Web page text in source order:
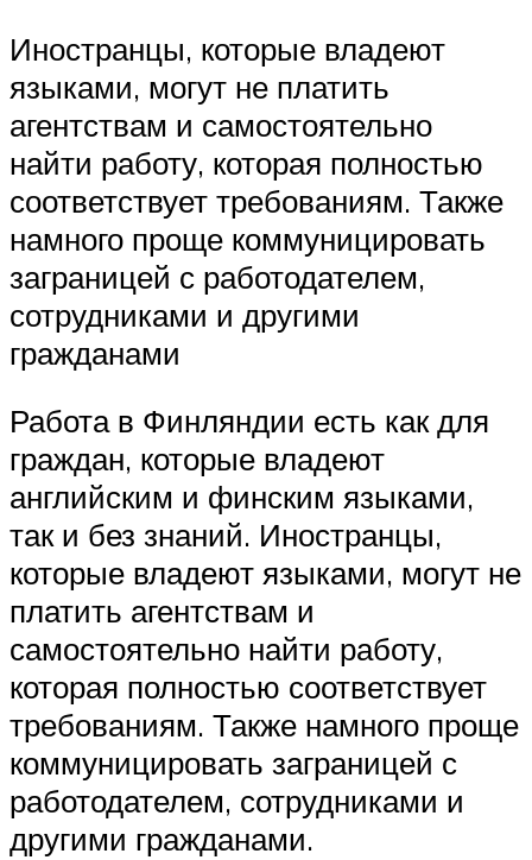
Иностранцы, которые владеют
языками, могут не платить
агентствам и самостоятельно
найти работу, которая полностью
соответствует требованиям. Также
намного проще коммуницировать
заграницей с работодателем,
сотрудниками и другими
гражданами
Работа в Финляндии есть как для
граждан, которые владеют
английским и финским языками,
так и без знаний. Иностранцы,
которые владеют языками, могут не
платить агентствам и
самостоятельно найти работу,
которая полностью соответствует
требованиям. Также намного проще
коммуницировать заграницей с
работодателем, сотрудниками и
другими гражданами.